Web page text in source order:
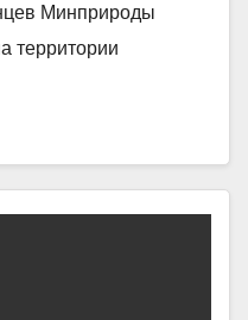
Минприроды
территории